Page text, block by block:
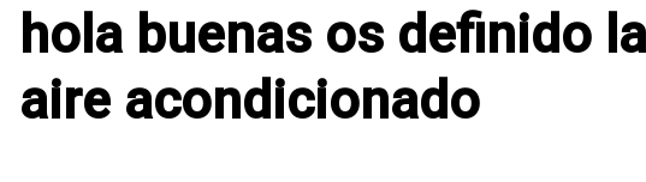
hola buenas os definido
aire acondicionado